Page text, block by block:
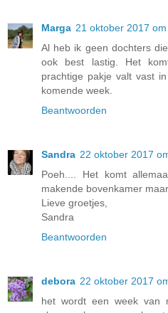
Marga 21 oktober 2017
Al heb ik geen dochters
ook best lastig. Het
prachtige pakje valt vast
komende week.
Beantwoorden
Sandra 22 oktober 2017
Poeh.... Het komt
makende bovenkamer
Lieve groetjes,
Sandra
Beantwoorden
debora 22 oktober 2017
het wordt een week van